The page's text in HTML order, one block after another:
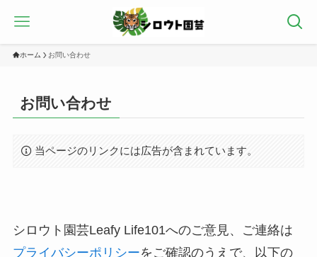
ホーム お問い合わせ
お問い合わせ
当ページのリンクには広告が含まれています。
シロウト園芸Leafy Life101へのご意見、ご連絡は
プライバシーポリシーをご確認のうえで、以下の